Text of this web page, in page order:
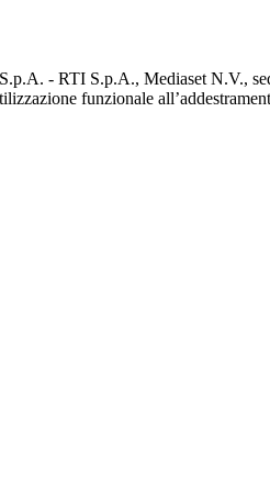
- RTI S.p.A., Mediaset N.V.,
funzionale